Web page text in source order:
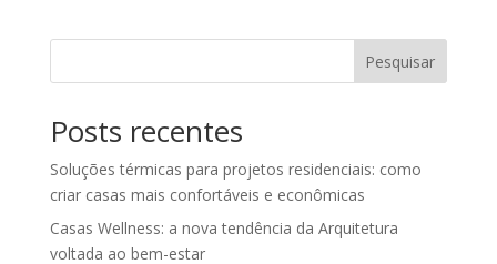
Pesquisar
Posts recentes
Soluções térmicas para projetos residenciais: como
criar casas mais confortáveis e econômicas
Casas Wellness: a nova tendência da Arquitetura
voltada ao bem-estar